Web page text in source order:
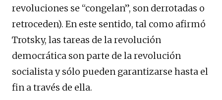
revoluciones se “congelan”, son derrotadas o
retroceden). En este sentido, tal como afirmó
Trotsky, las tareas de la revolución
democrática son parte de la revolución
socialista y sólo pueden garantizarse hasta el
fin a través de ella.